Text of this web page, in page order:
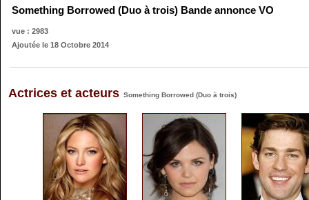
Something Borrowed (Duo à trois) Bande annonce VO
vue : 2983
Ajoutée le 18 Octobre 2014
Actrices et acteurs Something Borrowed (Duo à trois)